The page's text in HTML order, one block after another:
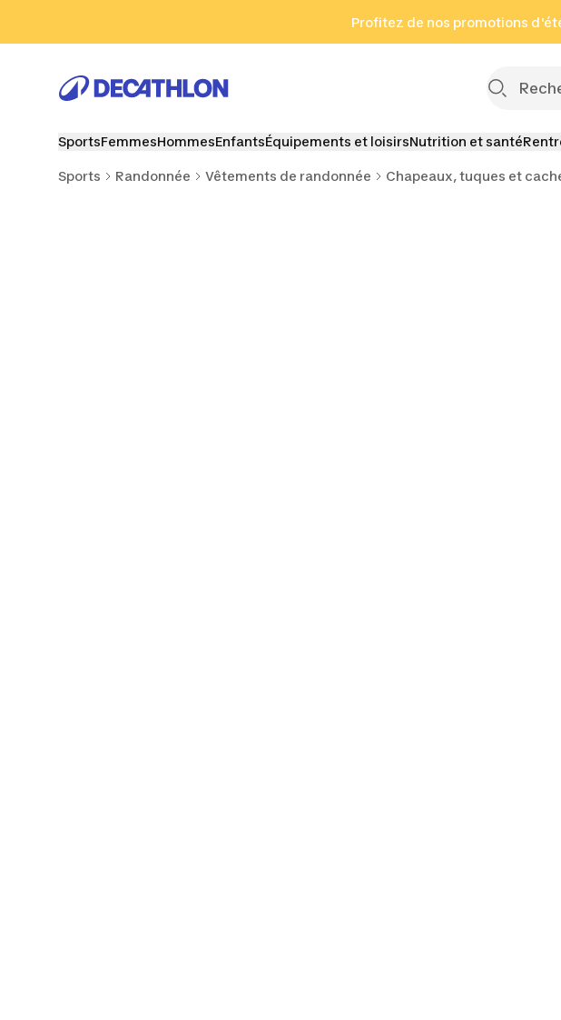
Aller au pied de page
Profitez de nos promotions
SportsFemmesHommesEnfantsÉquipements et loisirsNutrition et santé
Sports Randonnée Vêtements de randonnée Chapeaux, tuques et